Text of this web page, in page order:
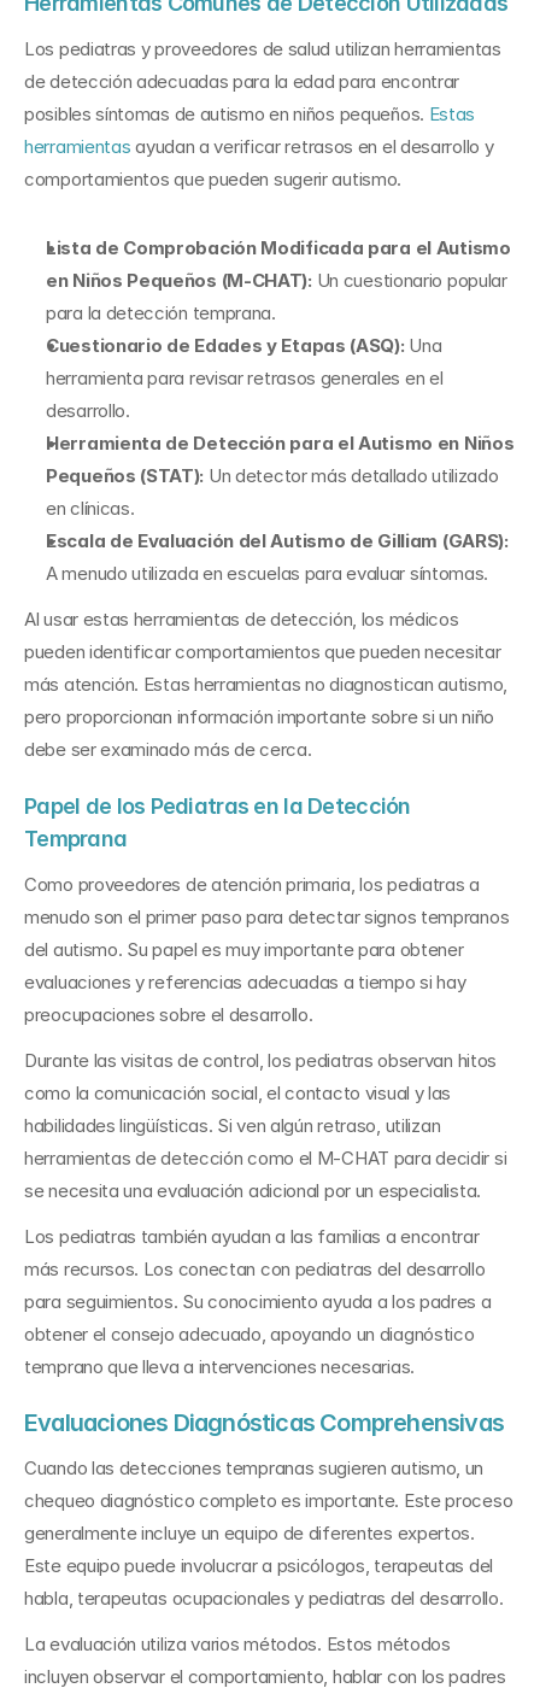
Los pediatras y proveedores de salud utilizan herramientas
de detección adecuadas para la edad para encontrar
posibles síntomas de autismo en niños pequeños. Estas
herramientas ayudan a verificar retrasos en el desarrollo y
comportamientos que pueden sugerir autismo.
Lista de Comprobación Modificada para el Autismo
en Niños Pequeños (M-CHAT): Un cuestionario popular
para la detección temprana.
Cuestionario de Edades y Etapas (ASQ): Una
herramienta para revisar retrasos generales en el
desarrollo.
Herramienta de Detección para el Autismo en Niños
Pequeños (STAT): Un detector más detallado utilizado
en clínicas.
Escala de Evaluación del Autismo de Gilliam (GARS):
A menudo utilizada en escuelas para evaluar síntomas.
Al usar estas herramientas de detección, los médicos
pueden identificar comportamientos que pueden necesitar
más atención. Estas herramientas no diagnostican autismo,
pero proporcionan información importante sobre si un niño
debe ser examinado más de cerca.
Papel de los Pediatras en la Detección
Temprana
Como proveedores de atención primaria, los pediatras a
menudo son el primer paso para detectar signos tempranos
del autismo. Su papel es muy importante para obtener
evaluaciones y referencias adecuadas a tiempo si hay
preocupaciones sobre el desarrollo.
Durante las visitas de control, los pediatras observan hitos
como la comunicación social, el contacto visual y las
habilidades lingüísticas. Si ven algún retraso, utilizan
herramientas de detección como el M-CHAT para decidir si
se necesita una evaluación adicional por un especialista.
Los pediatras también ayudan a las familias a encontrar
más recursos. Los conectan con pediatras del desarrollo
para seguimientos. Su conocimiento ayuda a los padres a
obtener el consejo adecuado, apoyando un diagnóstico
temprano que lleva a intervenciones necesarias.
Evaluaciones Diagnósticas Comprehensivas
Cuando las detecciones tempranas sugieren autismo, un
chequeo diagnóstico completo es importante. Este proceso
generalmente incluye un equipo de diferentes expertos.
Este equipo puede involucrar a psicólogos, terapeutas del
habla, terapeutas ocupacionales y pediatras del desarrollo.
La evaluación utiliza varios métodos. Estos métodos
incluyen observar el comportamiento, hablar con los padres